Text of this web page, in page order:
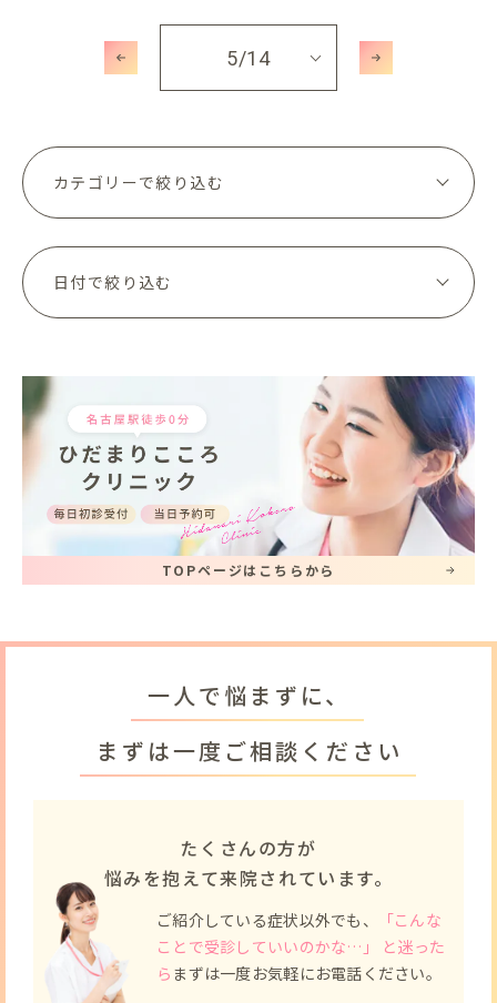
5/14
TOPページはこちらから
一人で悩まずに、
まずは一度ご相談ください
たくさんの方が
悩みを抱えて来院されています。
ご紹介している症状以外でも、
「こんな
ことで受診していいのかな…」 と迷った
ら まずは一度お気軽にお電話ください。